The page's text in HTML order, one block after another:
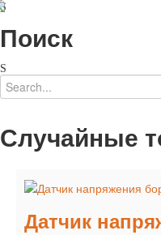
Поиск
Случайные
Датчик